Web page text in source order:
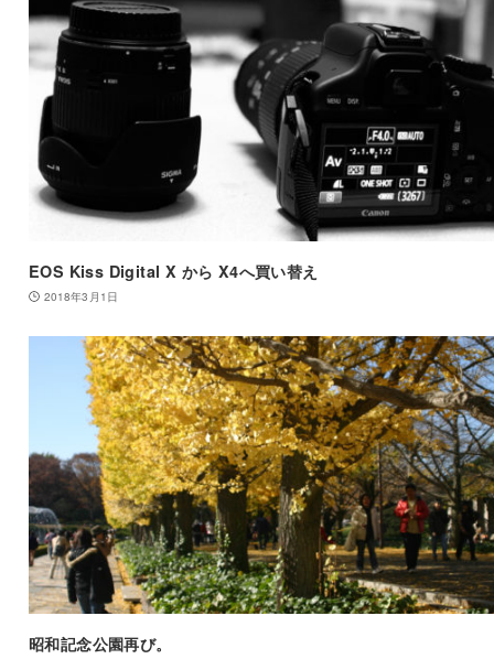
EOS Kiss Digital X から X4へ買い替え
2018年3月1日
昭和記念公園再び。